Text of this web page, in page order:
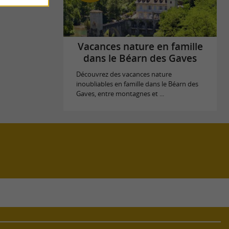
Vacances nature en famille
dans le Béarn des Gaves
Découvrez des vacances nature
inoubliables en famille dans le Béarn des
Gaves, entre montagnes et ...